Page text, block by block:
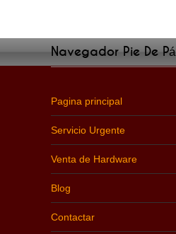
Navegador Pie De
Pagina principal
Servicio Urgente
Venta de Hardware
Blog
Contactar